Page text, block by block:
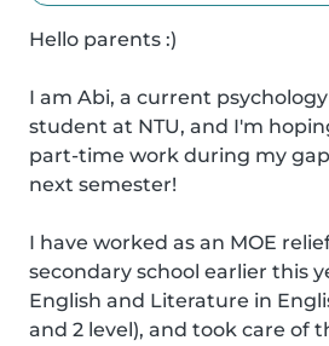
Hello parents :)
I am Abi, a current
student at NTU, and I'm
part-time work during my
next semester!
I have worked as an MOE
secondary school earlier this
English and Literature in
and 2 level), and took care of